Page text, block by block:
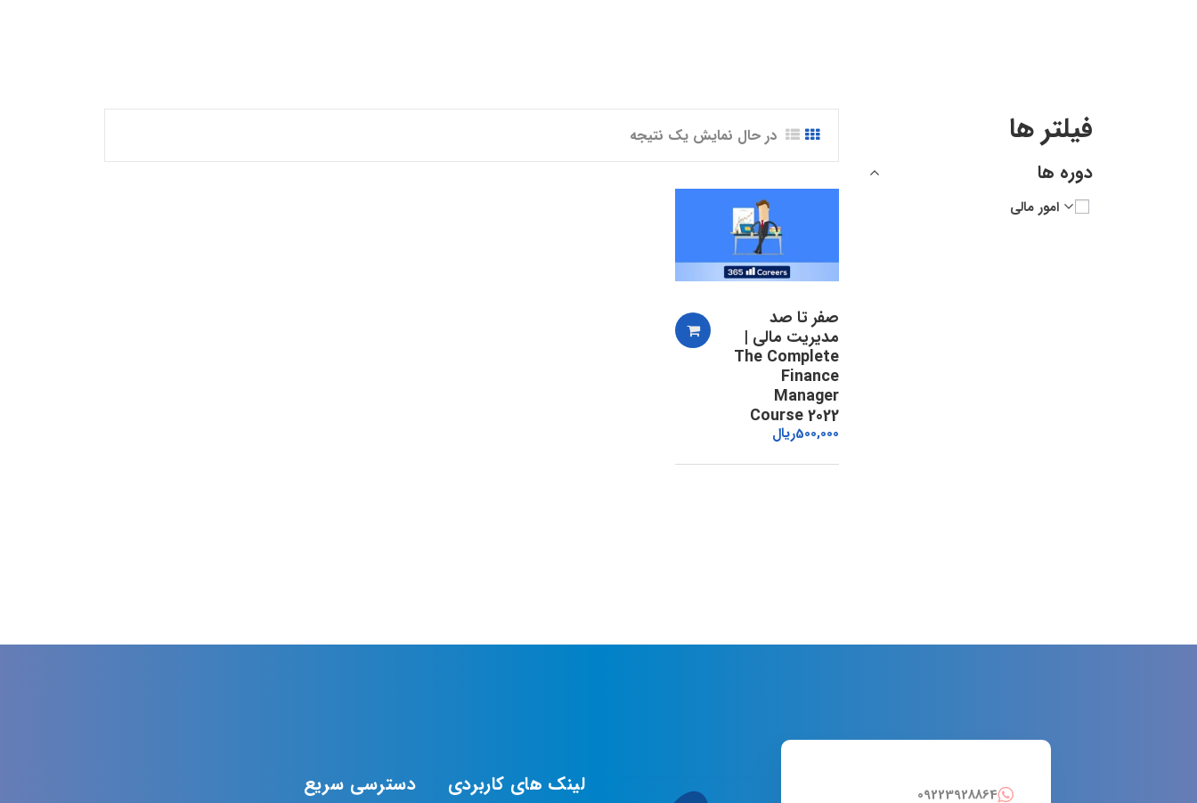
در حال نمایش یک نتیجه
صفر تا صد
مدیریت مالی |
The Complete
Finance
Manager
Course 2022
500,000ریال
فیلتر ها
دوره ها
امور مالی
09223928864 لینک های کاربردی دسترسی سریع